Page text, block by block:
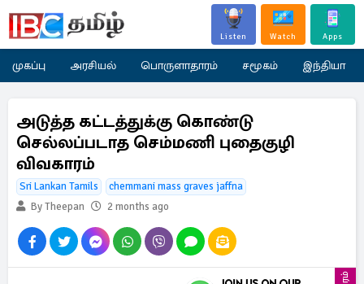
Listen Watch Apps
முகப்பு அரசியல் பொருளாதாரம் சமூகம் இந்தியா
அடுத்த கட்டத்துக்கு கொண்டு
செல்லப்படாத செம்மணி புதைகுழி
விவகாரம்
Sri Lankan Tamils
chemmani mass graves jaffna
By Theepan
2 months ago